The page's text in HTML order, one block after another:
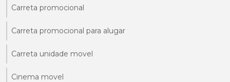
Carreta promocional
Carreta promocional para alugar
Carreta unidade movel
Cinema movel